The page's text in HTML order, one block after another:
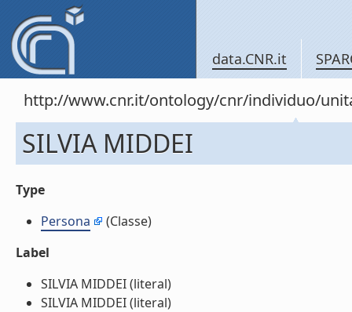
data.CNR.it
http://www.cnr.it/ontology/cnr/individuo/
SILVIA MIDDEI
Type
Persona
(Classe)
Label
SILVIA MIDDEI (literal)
SILVIA MIDDEI (literal)